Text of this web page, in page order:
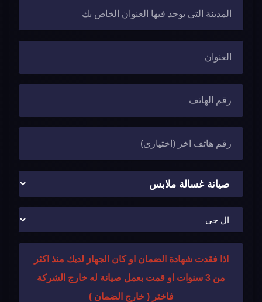
اذا فقدت شهادة الضمان او كان الجهاز لديك منذ اكثر
من 3 سنوات او قمت بعمل صيانة له خارج الشركة
فاختر ( خارج الضمان )